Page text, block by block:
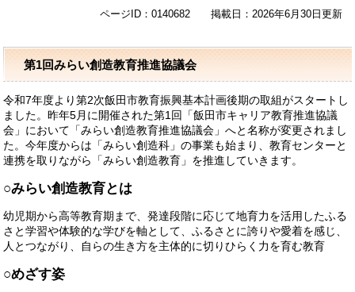
ページID：0140682 掲載日：2026年6月30日更新
第1回みらい創造教育推進協議会
令和7年度より第2次飯田市教育振興基本計画後期の取組がスタートし
ました。昨年5月に開催された第1回「飯田市キャリア教育推進協議
会」において「みらい創造教育推進協議会」へと名称が変更されまし
た。今年度からは「みらい創造科」の事業も始まり、教育センターと
連携を取りながら「みらい創造教育」を推進していきます。
○みらい創造教育とは
幼児期から高等教育期まで、発達段階に応じて地育力を活用したふる
さと学習や体験的な学びを軸として、ふるさとに誇りや愛着を感じ、
人とつながり、自らの生き方を主体的に切りひらく力を育む教育
○めざす姿